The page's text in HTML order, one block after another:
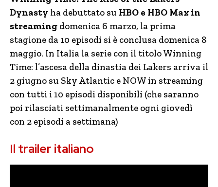
Dynasty ha debuttato su HBO e HBO Max in
streaming domenica 6 marzo, la prima
stagione da 10 episodi si è conclusa domenica 8
maggio. In Italia la serie con il titolo Winning
Time: l’ascesa della dinastia dei Lakers arriva il
2 giugno su Sky Atlantic e NOW in streaming
con tutti i 10 episodi disponibili (che saranno
poi rilasciati settimanalmente ogni giovedì
con 2 episodi a settimana)
Il trailer italiano